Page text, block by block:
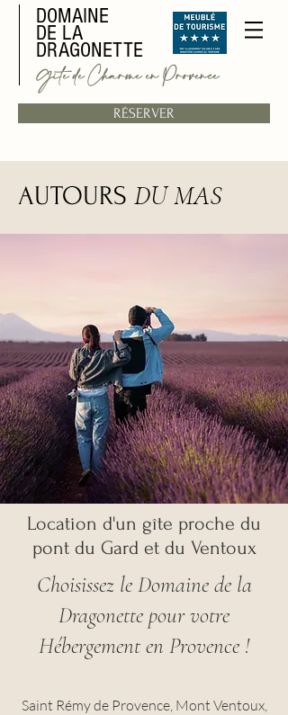
RÉSERVER
DOMAINE
DE LA
DRAGONETTE
Gite de Charme en Provence
AUTOURS DU MAS
Location d'un gîte proche du
pont du Gard et du Ventoux
Choisissez le Domaine de la
Dragonette pour votre
Hébergement en Provence !
Saint Rémy de Provence, Mont Ventoux,